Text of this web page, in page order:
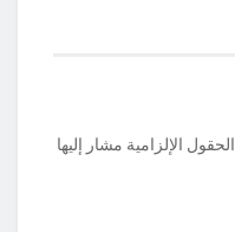
الحقول الإلزامية مشار إليها